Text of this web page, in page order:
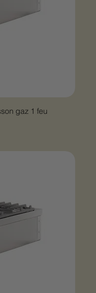
gaz 1 feu